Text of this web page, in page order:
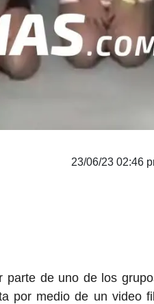
23/06/23 02:46
parte de uno de los
por medio de un video